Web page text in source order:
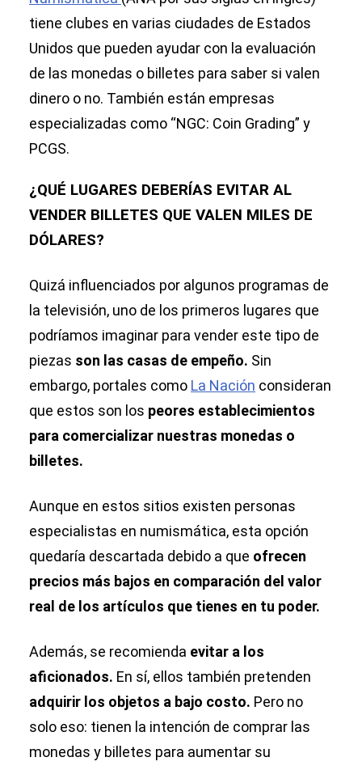
tiene clubes en varias ciudades de Estados
Unidos que pueden ayudar con la evaluación
de las monedas o billetes para saber si valen
dinero o no. También están empresas
especializadas como “NGC: Coin Grading” y
PCGS.
¿QUÉ LUGARES DEBERÍAS EVITAR AL
VENDER BILLETES QUE VALEN MILES DE
DÓLARES?
Quizá influenciados por algunos programas de
la televisión, uno de los primeros lugares que
podríamos imaginar para vender este tipo de
piezas son las casas de empeño. Sin
embargo, portales como La Nación consideran
que estos son los peores establecimientos
para comercializar nuestras monedas o
billetes.
Aunque en estos sitios existen personas
especialistas en numismática, esta opción
quedaría descartada debido a que ofrecen
precios más bajos en comparación del valor
real de los artículos que tienes en tu poder.
Además, se recomienda evitar a los
aficionados. En sí, ellos también pretenden
adquirir los objetos a bajo costo. Pero no
solo eso: tienen la intención de comprar las
monedas y billetes para aumentar su